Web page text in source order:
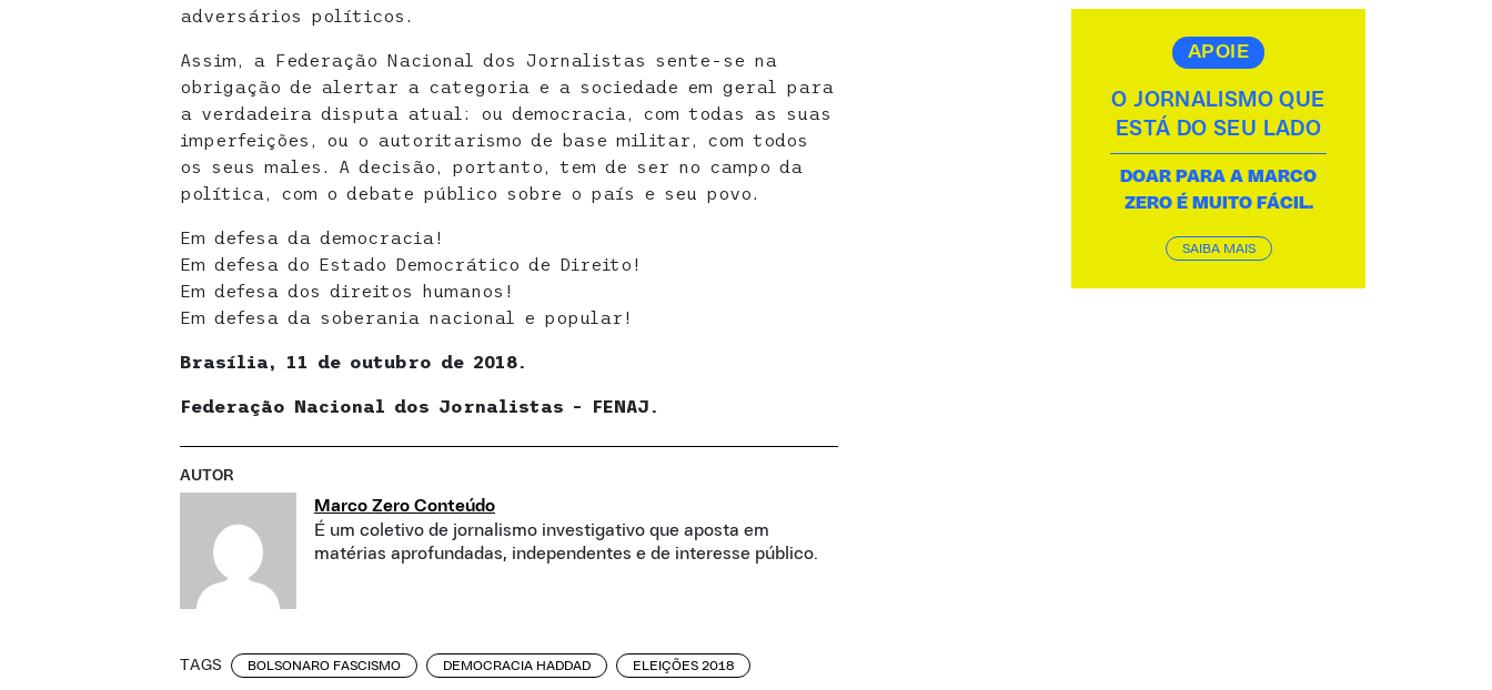
adversários políticos.
Assim, a Federação Nacional dos Jornalistas sente-se na
obrigação de alertar a categoria e a sociedade em geral para
a verdadeira disputa atual: ou democracia, com todas as suas
imperfeições, ou o autoritarismo de base militar, com todos
os seus males. A decisão, portanto, tem de ser no campo da
política, com o debate público sobre o país e seu povo.
Em defesa da democracia!
Em defesa do Estado Democrático de Direito!
Em defesa dos direitos humanos!
Em defesa da soberania nacional e popular!
Brasília, 11 de outubro de 2018.
Federação Nacional dos Jornalistas – FENAJ.
AUTOR
Marco Zero Conteúdo
É um coletivo de jornalismo investigativo que aposta em
matérias aprofundadas, independentes e de interesse público.
TAGS BOLSONARO FASCISMO DEMOCRACIA HADDAD ELEIÇÕES 2018
APOIE
O JORNALISMO QUE
ESTÁ DO SEU LADO
DOAR PARA A MARCO
ZERO É MUITO FÁCIL.
SAIBA MAIS